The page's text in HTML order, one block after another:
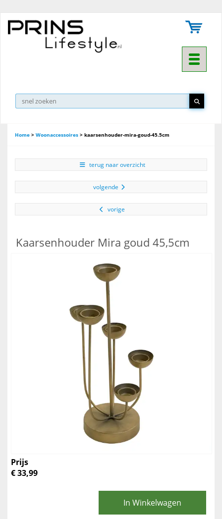
Toggle
▼
Home > Woonaccessoires > kaarsenhouder-mira-goud-45.5cm
terug naar overzicht
volgende
vorige
Kaarsenhouder Mira goud 45,5cm
Prijs
€ 33,99
In Winkelwagen